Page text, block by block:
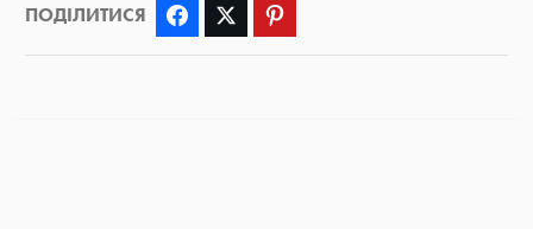
ПОДІЛИТИСЯ Facebook Twitter